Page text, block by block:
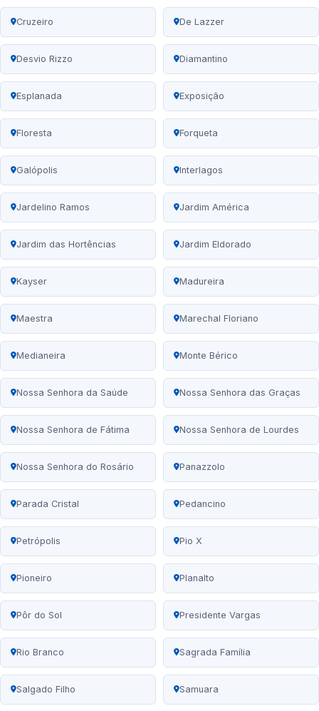
Cruzeiro De Lazzer
Desvio Rizzo Diamantino
Esplanada Exposição
Floresta Forqueta
Galópolis Interlagos
Jardelino Ramos Jardim América
Jardim das Hortências Jardim Eldorado
Kayser Madureira
Maestra Marechal Floriano
Medianeira Monte Bérico
Nossa Senhora da Saúde Nossa Senhora das Graças
Nossa Senhora de Fátima Nossa Senhora de Lourdes
Nossa Senhora do Rosário Panazzolo
Parada Cristal Pedancino
Petrópolis Pio X
Pioneiro Planalto
Pôr do Sol Presidente Vargas
Rio Branco Sagrada Família
Salgado Filho Samuara